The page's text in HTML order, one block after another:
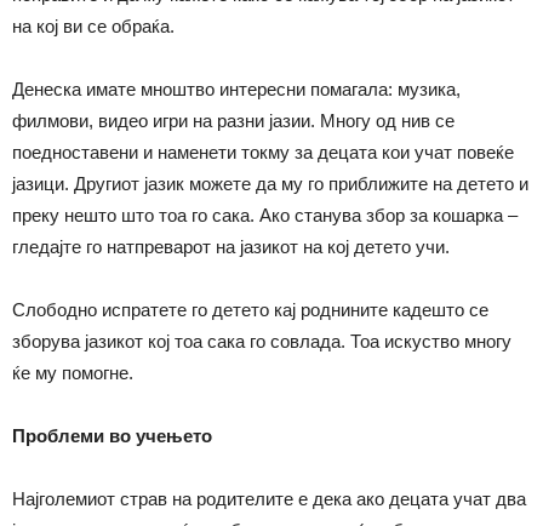
на кој ви се обраќа.
Денеска имате мноштво интересни помагала: музика,
филмови, видео игри на разни јазии. Многу од нив се
поедноставени и наменети токму за децата кои учат повеќе
јазици. Другиот јазик можете да му го приближите на детето и
преку нешто што тоа го сака. Ако станува збор за кошарка –
гледајте го натпреварот на јазикот на кој детето учи.
Слободно испратете го детето кај роднините кадешто се
зборува јазикот кој тоа сака го совлада. Тоа искуство многу
ќе му помогне.
Проблеми во учењето
Најголемиот страв на родителите е дека ако децата учат два